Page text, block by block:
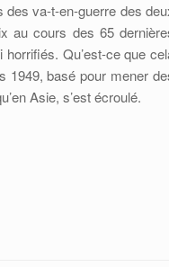
des va-t-en-guerre des
au cours des 65
horrifiés. Qu’est-ce que
1949, basé pour mener
Asie, s’est écroulé.